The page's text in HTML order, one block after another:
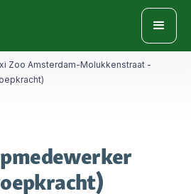
Zoo Amsterdam-Molukkenstraat -